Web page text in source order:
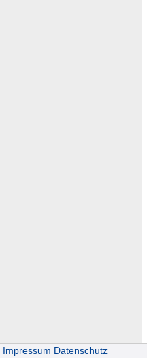
Impressum Datenschutz